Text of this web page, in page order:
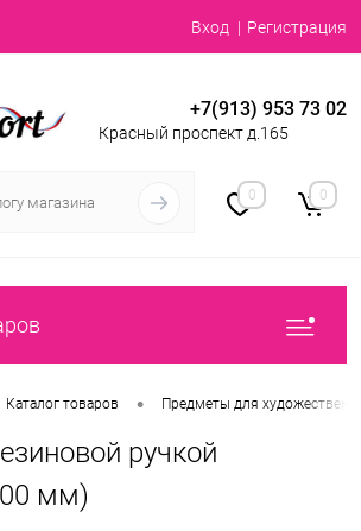
Вход Регистрация
+7(913) 953 73 02
Красный проспект д.165
0 0
Каталог товаров • Предметы для
ручкой
мм)